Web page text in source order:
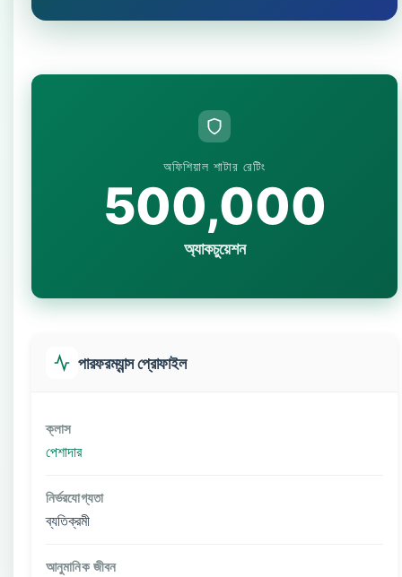
অফিশিয়াল শাটার রেটিং
500,000
অ্যাকচুয়েশন
পারফরম্যান্স প্রোফাইল
ক্লাস
পেশাদার
নির্ভরযোগ্যতা
ব্যতিক্রমী
আনুমানিক জীবন